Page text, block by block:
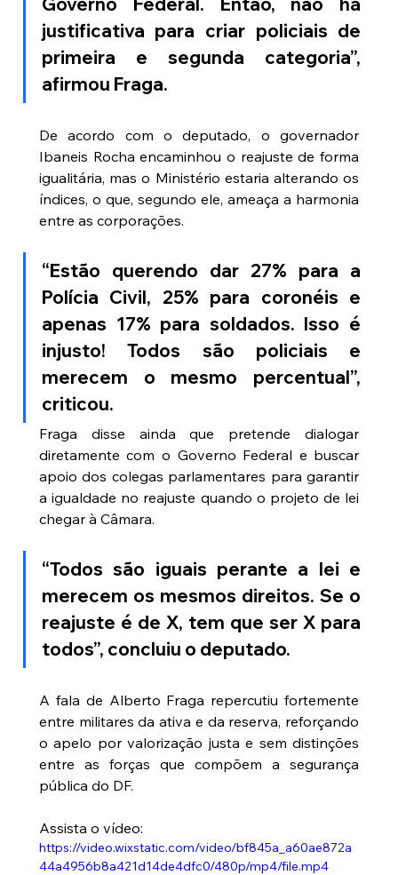
justificativa para criar policiais de
primeira e segunda categoria”,
afirmou Fraga.
De acordo com o deputado, o governador
Ibaneis Rocha encaminhou o reajuste de forma
igualitária, mas o Ministério estaria alterando os
índices, o que, segundo ele, ameaça a harmonia
entre as corporações.
“Estão querendo dar 27% para a
Polícia Civil, 25% para coronéis e
apenas 17% para soldados. Isso é
injusto! Todos são policiais e
merecem o mesmo percentual”,
criticou.
Fraga disse ainda que pretende dialogar
diretamente com o Governo Federal e buscar
apoio dos colegas parlamentares para garantir
a igualdade no reajuste quando o projeto de lei
chegar à Câmara.
“Todos são iguais perante a lei e
merecem os mesmos direitos. Se o
reajuste é de X, tem que ser X para
todos”, concluiu o deputado.
A fala de Alberto Fraga repercutiu fortemente
entre militares da ativa e da reserva, reforçando
o apelo por valorização justa e sem distinções
entre as forças que compõem a segurança
pública do DF.
Assista o vídeo:
https://video.wixstatic.com/video/bf845a_a60ae872a
44a4956b8a421d14de4dfc0/480p/mp4/file.mp4